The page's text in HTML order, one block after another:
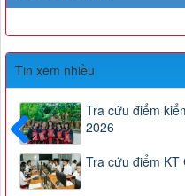
Trước
Tin xem nhiều
Tra cứu điểm
2026
Tra cứu điểm KT